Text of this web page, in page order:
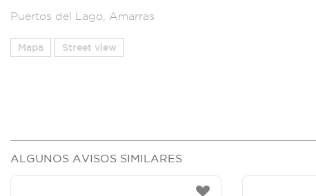
Puertos del Lago, Amarras
Mapa Street view
ALGUNOS AVISOS SIMILARES